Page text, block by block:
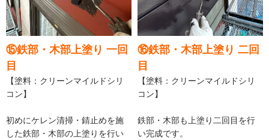
⑮鉄部・木部上塗り 一回
目
【塗料：クリーンマイルドシリ
コン】
初めにケレン清掃・錆止めを施
した鉄部・木部の上塗りを行い
⑯鉄部・木部上塗り 二回
目
【塗料：クリーンマイルドシリ
コン】
鉄部・木部も上塗り二回目を行
い完成です。